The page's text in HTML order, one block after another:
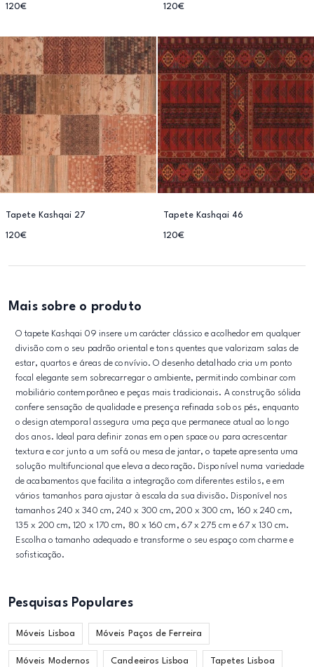
120€ 120€
Tapete Kashqai 27
120€
Tapete Kashqai 46
120€
Mais sobre o produto
O tapete Kashqai 09 insere um carácter clássico e acolhedor em qualquer
divisão com o seu padrão oriental e tons quentes que valorizam salas de
estar, quartos e áreas de convívio. O desenho detalhado cria um ponto
focal elegante sem sobrecarregar o ambiente, permitindo combinar com
mobiliário contemporâneo e peças mais tradicionais. A construção sólida
confere sensação de qualidade e presença refinada sob os pés, enquanto
o design atemporal assegura uma peça que permanece atual ao longo
dos anos. Ideal para definir zonas em open space ou para acrescentar
textura e cor junto a um sofá ou mesa de jantar, o tapete apresenta uma
solução multifuncional que eleva a decoração. Disponível numa variedade
de acabamentos que facilita a integração com diferentes estilos, e em
vários tamanhos para ajustar à escala da sua divisão. Disponível nos
tamanhos 240 x 340 cm, 240 x 300 cm, 200 x 300 cm, 160 x 240 cm,
135 x 200 cm, 120 x 170 cm, 80 x 160 cm, 67 x 275 cm e 67 x 130 cm.
Escolha o tamanho adequado e transforme o seu espaço com charme e
sofisticação.
Pesquisas Populares
Móveis Lisboa Móveis Paços de Ferreira
Móveis Modernos Candeeiros Lisboa Tapetes Lisboa